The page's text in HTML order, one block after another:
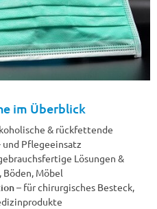
im Überblick
& rückfettende
Pflegeeinsatz
Lösungen &
Möbel
– für chirurgisches Besteck,